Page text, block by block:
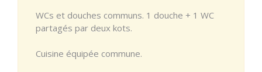
WCs et douches communs. 1 douche + 1 WC
partagés par deux kots.
Cuisine équipée commune.